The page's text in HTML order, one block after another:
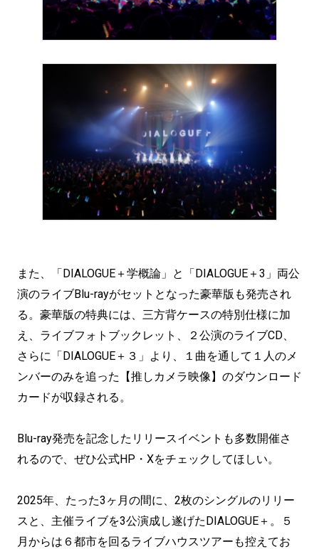
また、「DIALOGUE＋学概論」と「DIALOGUE＋3」両公
演のライブBlu-rayがセットとなった豪華版も発売され
る。豪華版の特典には、三方背ケースの特別仕様に加
え、ライブフォトブックレット、２公演のライブCD、
さらに「DIALOGUE＋３」より、１曲を通して１人のメ
ンバーのみを追った【推しカメラ映像】のダウンロード
カードが収録される。
Blu-ray発売を記念したリリースイベントも多数開催さ
れるので、ぜひ公式HP・Xをチェックしてほしい。
2025年、たった3ヶ月の間に、2枚のシングルのリリー
スと、主催ライブを3公演成し遂げたDIALOGUE＋。５
月からは６都市を回るライブハウスツアーも控えてお